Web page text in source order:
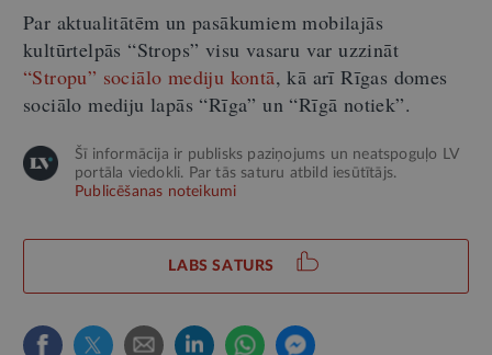
Par aktualitātēm un pasākumiem mobilajās
kultūrtelpās “Strops” visu vasaru var uzzināt
“Stropu” sociālo mediju kontā, kā arī Rīgas domes
sociālo mediju lapās “Rīga” un “Rīgā notiek”.
Šī informācija ir publisks paziņojums un neatspoguļo LV
portāla viedokli. Par tās saturu atbild iesūtītājs.
Publicēšanas noteikumi
LABS SATURS